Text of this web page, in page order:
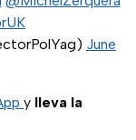
June
y lleva la